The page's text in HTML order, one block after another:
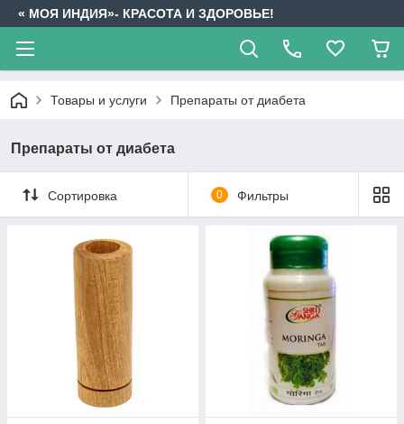
« МОЯ ИНДИЯ»- КРАСОТА И ЗДОРОВЬЕ!
Товары и услуги Препараты от диабета
Препараты от диабета
Сортировка 0 Фильтры